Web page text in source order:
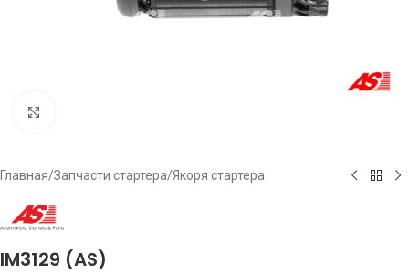
Главная/Запчасти стартера/Якоря стартера
IM3129 (AS)